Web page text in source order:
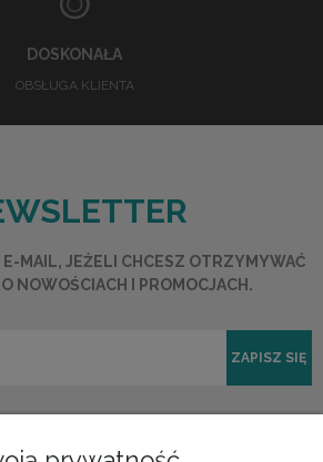
DOSKONAŁA
OBSŁUGA KLIENTA
E-MAIL, JEŻELI CHCESZ OTRZYMYWAĆ
O NOWOŚCIACH I PROMOCJACH.
ZAPISZ SIĘ